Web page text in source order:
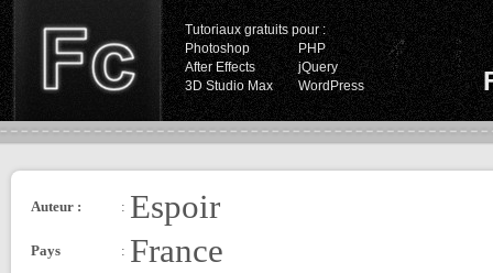
Tutoriaux gratuits pour :
Photoshop
PHP
After Effects
jQuery
3D Studio Max
WordPress
Auteur : : Espoir
Pays : France